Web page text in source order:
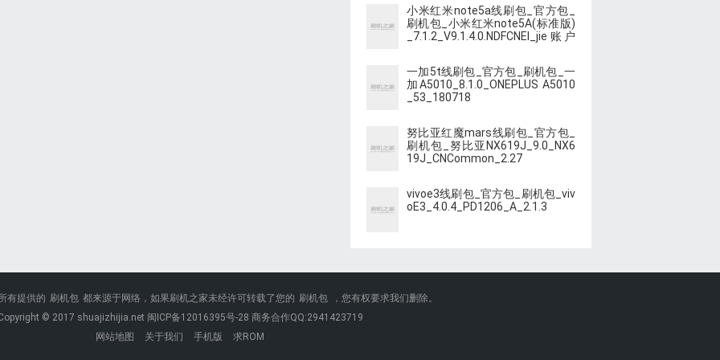
小米红米note5a线刷包_官方包_
刷机包_小米红米note5A(标准版)
_7.1.2_V9.1.4.0.NDFCNEI_jie账户
一加5t线刷包_官方包_刷机包_一
加A5010_8.1.0_ONEPLUS A5010
_53_180718
努比亚红魔mars线刷包_官方包_
刷机包_努比亚NX619J_9.0_NX6
19J_CNCommon_2.27
vivoe3线刷包_官方包_刷机包_viv
oE3_4.0.4_PD1206_A_2.1.3
有提供的 刷机包 都来源于网络，如果刷机之家未经许可转载了您的 刷机包
，您有权要求我们删除。
© 2017 shuajizhijia.net 闽ICP备12016395号-28 商务合作QQ:2941423719
网站地图
关于我们 手机版 求ROM